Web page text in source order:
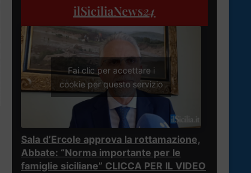
ilSiciliaNews24
Fai clic per accettare i
cookie per questo servizio
Sala d’Ercole approva la rottamazione,
Abbate: “Norma importante per le
famiglie siciliane” CLICCA PER IL VIDEO